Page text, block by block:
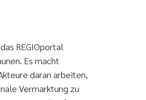
REGIOportal
Es macht
daran arbeiten,
Vermarktung zu